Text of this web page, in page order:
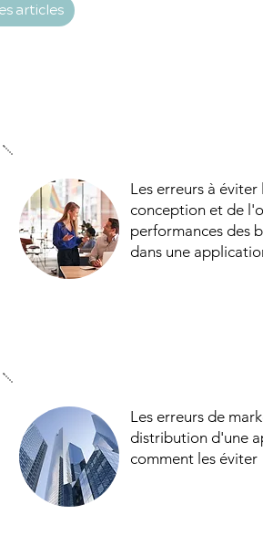
articles
Les erreurs à éviter
conception et de
performances des
dans une
Les erreurs de
distribution d'une
comment les éviter